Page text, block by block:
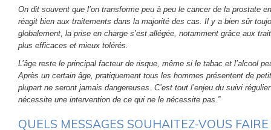
On dit souvent que l’on transforme peu à peu le cancer de la prostate
réagit bien aux traitements dans la majorité des cas. Il y a bien sûr
globalement, la prise en charge s’est allégée, notamment grâce aux
plus efficaces et mieux tolérés.
L’âge reste le principal facteur de risque, même si le tabac et l’alcool
Après un certain âge, pratiquement tous les hommes présentent de
plupart ne seront jamais dangereuses. C’est tout l’enjeu du suivi
nécessite une intervention de ce qui ne le nécessite pas.”
QUELS MESSAGES SOUHAITEZ-VOUS